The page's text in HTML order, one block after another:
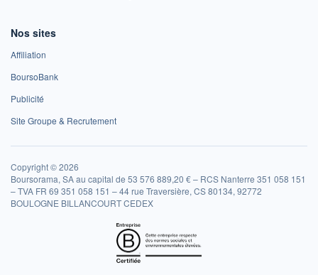
Nos sites
Affiliation
BoursoBank
Publicité
Site Groupe & Recrutement
Copyright © 2026
Boursorama, SA au capital de 53 576 889,20 € – RCS Nanterre 351 058 151
– TVA FR 69 351 058 151 – 44 rue Traversière, CS 80134, 92772
BOULOGNE BILLANCOURT CEDEX